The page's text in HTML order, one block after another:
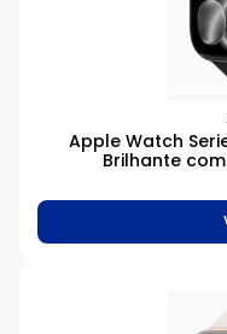
Apple Watch
Brilhante